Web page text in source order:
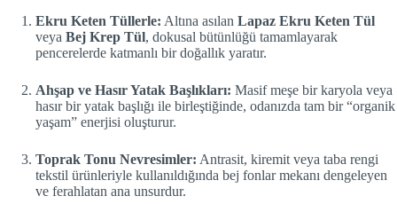
Ekru Keten Tüllerle: Altına asılan Lapaz Ekru Keten Tül
veya Bej Krep Tül, dokusal bütünlüğü tamamlayarak
pencerelerde katmanlı bir doğallık yaratır.
Ahşap ve Hasır Yatak Başlıkları: Masif meşe bir karyola veya
hasır bir yatak başlığı ile birleştiğinde, odanızda tam bir “organik
yaşam” enerjisi oluşturur.
Toprak Tonu Nevresimler: Antrasit, kiremit veya taba rengi
tekstil ürünleriyle kullanıldığında bej fonlar mekanı dengeleyen
ve ferahlatan ana unsurdur.